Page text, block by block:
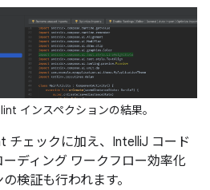
インスペクションの結果。
チェックに加え、IntelliJ コード
ディング ワークフロー効率化
検証も行われます。